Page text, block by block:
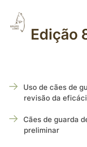
Edição
Uso de cães de
revisão da
Cães de guarda
preliminar